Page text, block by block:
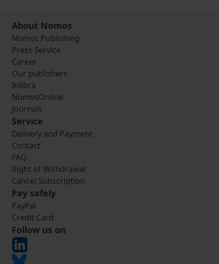
About Nomos
Nomos Publishing
Press Service
Career
Our publishers
Inlibra
NomosOnline
Journals
Service
Delivery and Payment
Contact
FAQ
Right of Withdrawal
Cancel Subscription
Pay safely
PayPal
Credit Card
Follow us on